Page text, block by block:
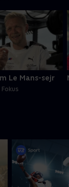
Le Mans-sejr